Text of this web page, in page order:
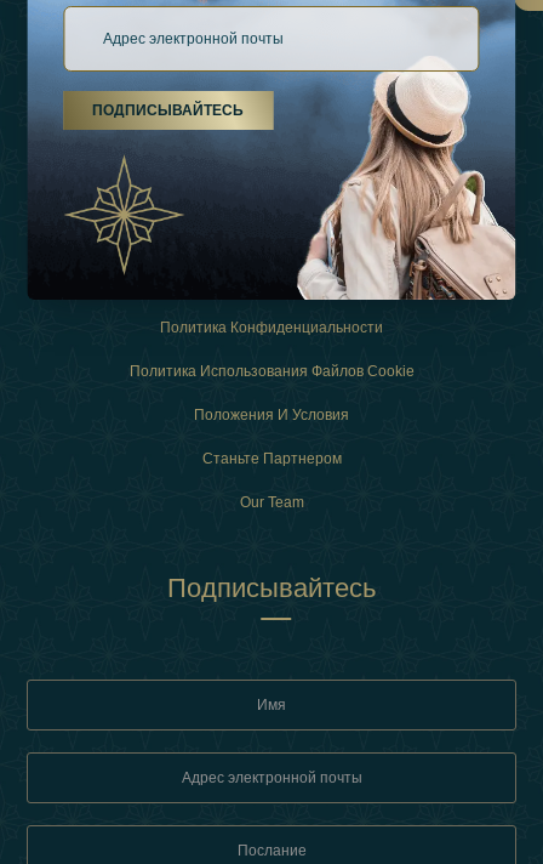
О Нас
Виды Отдыха
Связаться
Политика Конфиденциальности
Политика Использования Файлов Cookie
Положения И Условия
Станьте Партнером
Our Team
Подписывайтесь
ПОДПИСЫВАЙТЕСЬ